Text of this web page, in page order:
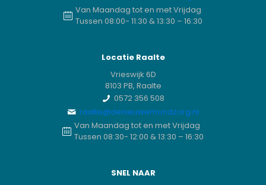
Van Maandag tot en met Vrijdag
Tussen 08:00- 11:30 & 13:30 – 16:30
Locatie Raalte
Vrieswijk 6D
8103 PB, Raalte
0572 356 508
raalte@denieuwemondzorg.nl
Van Maandag tot en met Vrijdag
Tussen 08:30- 12:00 & 13:30 – 16:30
SNEL NAAR